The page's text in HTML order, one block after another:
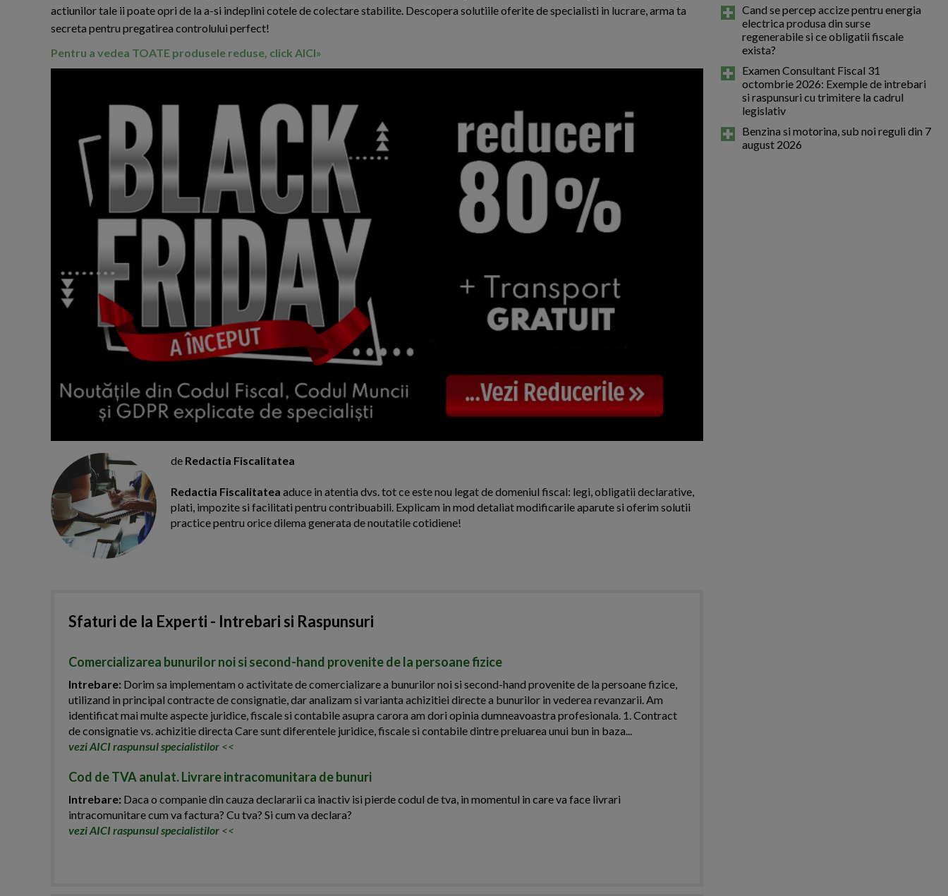
actiunilor tale ii poate opri de la a-si indeplini cotele de colectare stabilite. Descopera solutiile oferite de specialisti in lucrare, arma ta
secreta pentru pregatirea controlului perfect!
Pentru a vedea TOATE produsele reduse, click AICI»
de Redactia Fiscalitatea
Redactia Fiscalitatea aduce in atentia dvs. tot ce este nou legat de domeniul fiscal: legi, obligatii declarative,
plati, impozite si facilitati pentru contribuabili. Explicam in mod detaliat modificarile aparute si oferim solutii
practice pentru orice dilema generata de noutatile cotidiene!
Sfaturi de la Experti - Intrebari si Raspunsuri
Comercializarea bunurilor noi si second-hand provenite de la persoane fizice
Intrebare: Dorim sa implementam o activitate de comercializare a bunurilor noi si second-hand provenite de la persoane fizice,
utilizand in principal contracte de consignatie, dar analizam si varianta achizitiei directe a bunurilor in vederea revanzarii. Am
identificat mai multe aspecte juridice, fiscale si contabile asupra carora am dori opinia dumneavoastra profesionala. 1. Contract
de consignatie vs. achizitie directa Care sunt diferentele juridice, fiscale si contabile dintre preluarea unui bun in baza...
vezi AICI raspunsul specialistilor <<
Cod de TVA anulat. Livrare intracomunitara de bunuri
Intrebare: Daca o companie din cauza declararii ca inactiv isi pierde codul de tva, in momentul in care va face livrari
intracomunitare cum va factura? Cu tva? Si cum va declara?
vezi AICI raspunsul specialistilor <<
Cand se percep accize pentru energia
electrica produsa din surse
regenerabile si ce obligatii fiscale
exista?
Examen Consultant Fiscal 31
octombrie 2026: Exemple de intrebari
si raspunsuri cu trimitere la cadrul
legislativ
Benzina si motorina, sub noi reguli din 7
august 2026